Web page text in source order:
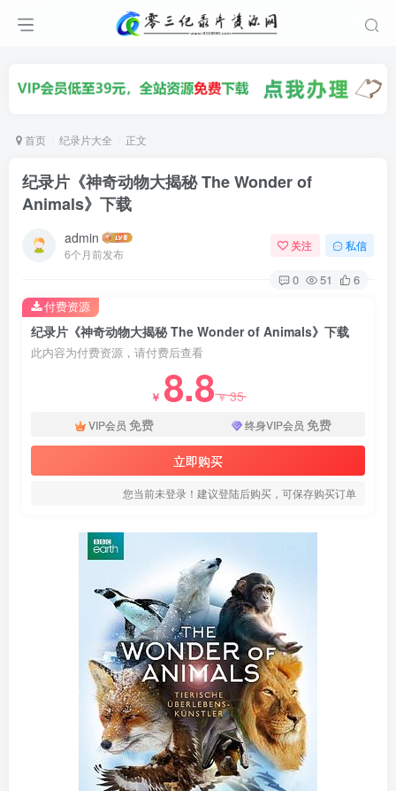
首页 纪录片大全 正文
纪录片《神奇动物大揭秘 The Wonder of
Animals》下载
admin
6个月前发布
关注 私信
0 51 6
纪录片《神奇动物大揭秘 The Wonder of Animals》下载
此内容为付费资源，请付费后查看
￥ 8.8￥35
VIP会员 免费 终身VIP会员 免费
立即购买
您当前未登录！建议登陆后购买，可保存购买订单
付费资源